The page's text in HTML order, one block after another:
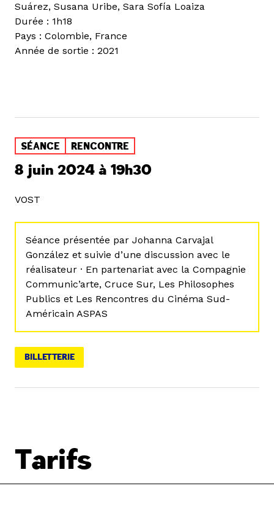
Suárez, Susana Uribe, Sara Sofía Loaiza
Durée : 1h18
Pays : Colombie, France
Année de sortie : 2021
SÉANCE RENCONTRE
8 juin 2024 à 19h30
VOST
Séance présentée par Johanna Carvajal
González et suivie d’une discussion avec le
réalisateur · En partenariat avec la Compagnie
Communic’arte, Cruce Sur, Les Philosophes
Publics et Les Rencontres du Cinéma Sud-
Américain ASPAS
BILLETTERIE
Tarifs